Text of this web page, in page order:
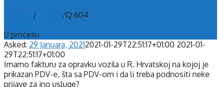
/ /Q 604
U procesu
Asked: 29 Januara, 20212021-01-29T22:51:17+01:00 2021-01-
29T22:51:17+01:00
Imamo fakturu za opravku vozila u R. Hrvatskoj na kojoj je
prikazan PDV-e, šta sa PDV-om i da li treba podnositi neke
prijave za ino usluge?